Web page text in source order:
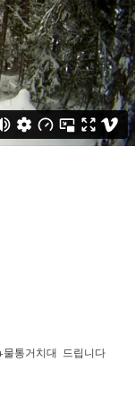
물통거치대 드립니다